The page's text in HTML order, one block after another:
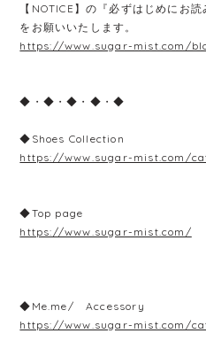
【NOTICE】の『必ずはじめにお
をお願いいたします。
https://www.sugar-mist.com/
◆・◆・◆・◆・◆
◆Shoes Collection
https://www.sugar-mist.com/
◆Top page
https://www.sugar-mist.com/
◆Me.me/ Accessory
https://www.sugar-mist.com/